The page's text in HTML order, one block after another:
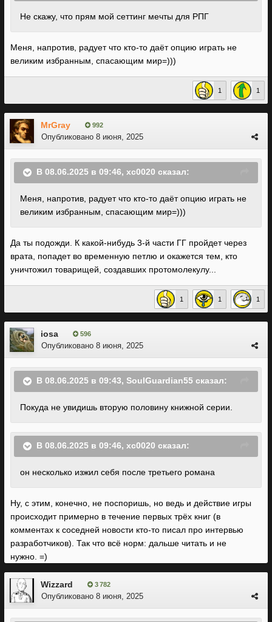
Не скажу, что прям мой сеттинг мечты для РПГ
Меня, напротив, радует что кто-то даёт опцию играть не
великим избранным, спасающим мир=)))
1 1
MrGray 992
Опубликовано 8 июня, 2025
В 08.06.2025 в 09:46, xc0020 сказал:
Меня, напротив, радует что кто-то даёт опцию играть не
великим избранным, спасающим мир=)))
Да ты подожди. К какой-нибудь 3-й части ГГ пройдет через
врата, попадет во временную петлю и окажется тем, кто
уничтожил товарищей, создавших протомолекулу...
1 1 1
iosa 596
Опубликовано 8 июня, 2025
В 08.06.2025 в 09:43, SoulGuardian55 сказал:
Покуда не увидишь вторую половину книжной серии.
В 08.06.2025 в 09:46, xc0020 сказал:
он несколько изжил себя после третьего романа
Ну, с этим, конечно, не поспоришь, но ведь и действие игры
происходит примерно в течение первых трёх книг (в
комментах к соседней новости кто-то писал про интервью
разработчиков). Так что всё норм: дальше читать и не
нужно. =)
Wizzard 3 782
Опубликовано 8 июня, 2025